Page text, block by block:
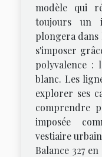
modèle qui
toujours un
plongera dans
s'imposer
polyvalence :
blanc. Les
explorer ses
comprendre
imposée
vestiaire
Balance 327